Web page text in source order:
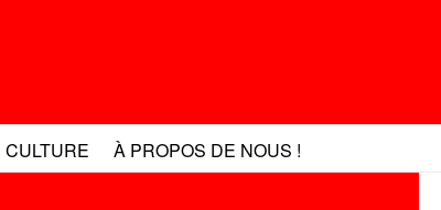
CULTURE À PROPOS DE NOUS !